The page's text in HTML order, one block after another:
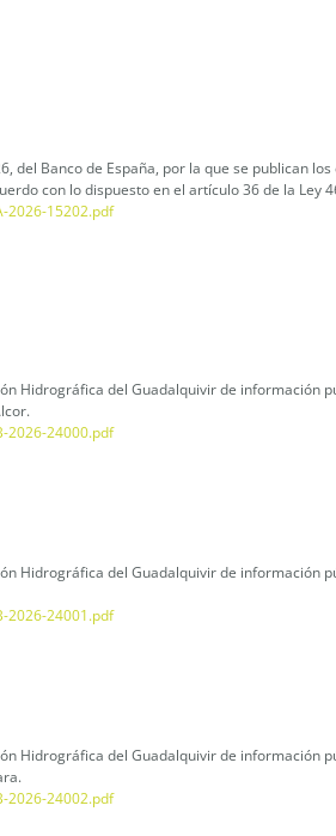
del Banco de España, por la que se publican
con lo dispuesto en el artículo 36 de la Ley
2026-15202.pdf
Hidrográfica del Guadalquivir de
2026-24000.pdf
Hidrográfica del Guadalquivir de
2026-24001.pdf
Hidrográfica del Guadalquivir de
2026-24002.pdf